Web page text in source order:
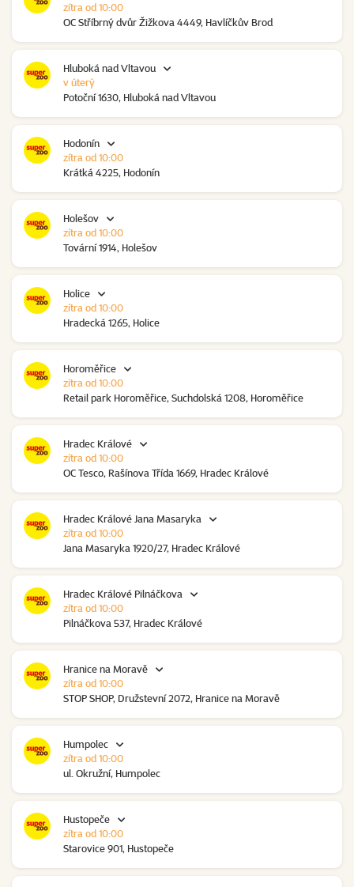
OC Stříbrný dvůr Žižkova 4449, Havlíčkův Brod
zítra od 10:00
Hluboká nad Vltavou
Potoční 1630, Hluboká nad Vltavou
v úterý
Hodonín
Krátká 4225, Hodonín
zítra od 10:00
Holešov
Tovární 1914, Holešov
zítra od 10:00
Holice
Hradecká 1265, Holice
zítra od 10:00
Horoměřice
Retail park Horoměřice, Suchdolská 1208, Horoměřice
zítra od 10:00
Hradec Králové
OC Tesco, Rašínova Třída 1669, Hradec Králové
zítra od 10:00
Hradec Králové Jana Masaryka
Jana Masaryka 1920/27, Hradec Králové
zítra od 10:00
Hradec Králové Pilnáčkova
Pilnáčkova 537, Hradec Králové
zítra od 10:00
Hranice na Moravě
STOP SHOP, Družstevní 2072, Hranice na Moravě
zítra od 10:00
Humpolec
ul. Okružní, Humpolec
zítra od 10:00
Hustopeče
Starovice 901, Hustopeče
zítra od 10:00